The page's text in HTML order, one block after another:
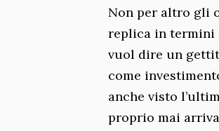
Non per altro gli
replica in termini
vuol dire un
come
anche visto
proprio mai